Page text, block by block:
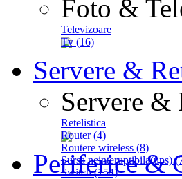
Foto &
Televizoare
Tv (16)
Servere &
Servere &
Retelistica
Router (4)
Routere wireless (8)
Sursa neinteruptibila(ups)
Switch (154)
Periferice &